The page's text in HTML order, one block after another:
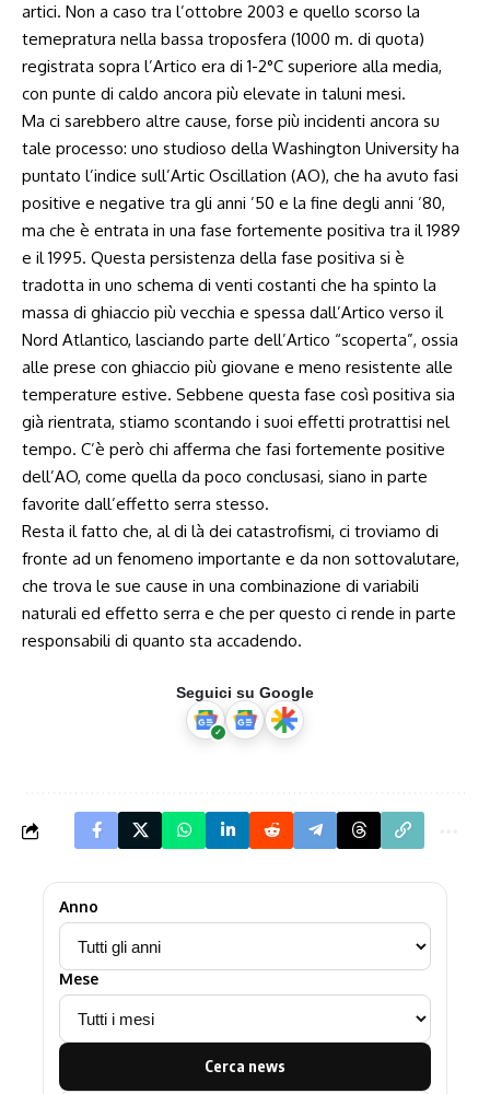
artici. Non a caso tra l’ottobre 2003 e quello scorso la
temepratura nella bassa troposfera (1000 m. di quota)
registrata sopra l’Artico era di 1-2°C superiore alla media,
con punte di caldo ancora più elevate in taluni mesi.
Ma ci sarebbero altre cause, forse più incidenti ancora su
tale processo: uno studioso della Washington University ha
puntato l’indice sull’Artic Oscillation (AO), che ha avuto fasi
positive e negative tra gli anni ’50 e la fine degli anni ’80,
ma che è entrata in una fase fortemente positiva tra il 1989
e il 1995. Questa persistenza della fase positiva si è
tradotta in uno schema di venti costanti che ha spinto la
massa di ghiaccio più vecchia e spessa dall’Artico verso il
Nord Atlantico, lasciando parte dell’Artico “scoperta”, ossia
alle prese con ghiaccio più giovane e meno resistente alle
temperature estive. Sebbene questa fase così positiva sia
già rientrata, stiamo scontando i suoi effetti protrattisi nel
tempo. C’è però chi afferma che fasi fortemente positive
dell’AO, come quella da poco conclusasi, siano in parte
favorite dall’effetto serra stesso.
Resta il fatto che, al di là dei catastrofismi, ci troviamo di
fronte ad un fenomeno importante e da non sottovalutare,
che trova le sue cause in una combinazione di variabili
naturali ed effetto serra e che per questo ci rende in parte
responsabili di quanto sta accadendo.
Seguici su Google
Anno
Mese
Cerca news